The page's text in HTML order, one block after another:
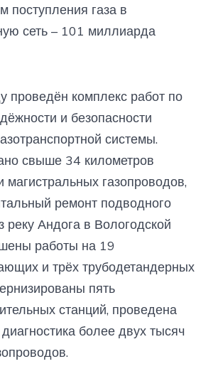
поступления газа в
сеть – 101 миллиарда
проведён комплекс работ по
и безопасности
системы.
свыше 34 километров
магистральных газопроводов,
ремонт подводного
реку Андога в Вологодской
работы на 19
и трёх трубодетандерных
пять
станций, проведена
более двух тысяч